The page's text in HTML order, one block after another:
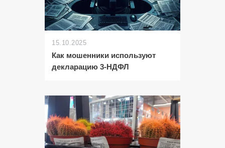
15.10.2025
Как мошенники используют
декларацию 3-НДФЛ